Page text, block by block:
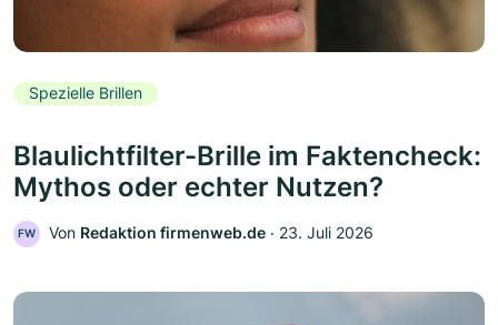
Spezielle Brillen
Blaulichtfilter-Brille im Faktencheck:
Mythos oder echter Nutzen?
FW Von Redaktion firmenweb.de ‧ 23. Juli 2026